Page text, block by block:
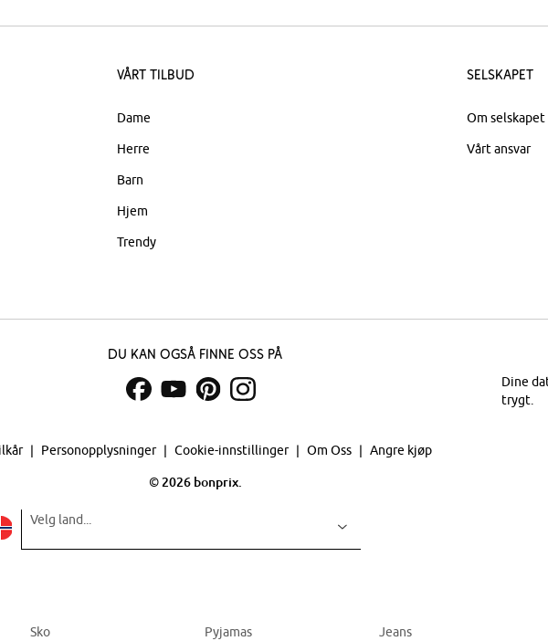
Vårt tilbud
Dame
Herre
Barn
Hjem
Trendy
Selskapet
Om selskapet
Vårt ansvar
Du kan også finne oss på
Dine
trygt.
Personopplysninger Cookie-innstillinger Om Oss Angre kjøp
© 2026 bonprix.
Velg land...
Sko Pyjamas Jeans